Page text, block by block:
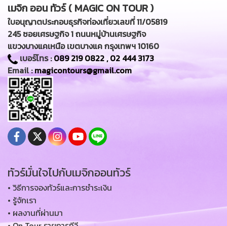
เมจิก ออน ทัวร์ ( MAGIC ON TOUR )
ใบอนุญาตประกอบธุรกิจท่องเที่ยวเลขที่ 11/05819
245 ซอยเศรษฐกิจ 1 ถนนหมู่บ้านเศรษฐกิจ
แขวงบางแคเหนือ เขตบางแค กรุงเทพฯ 10160
เบอร์โทร :089 219 0822,02 444 3173
Email :magicontours@gmail.com
ทัวร์มั่นใจไปกับเมจิกออนทัวร์
• วิธีการจองทัวร์และการชำระเงิน
• รู้จักเรา
• ผลงานที่ผ่านมา